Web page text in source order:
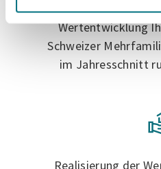
Direkte
Wertentwicklung
Schweizer
im Jahresschnitt
Realisierung der